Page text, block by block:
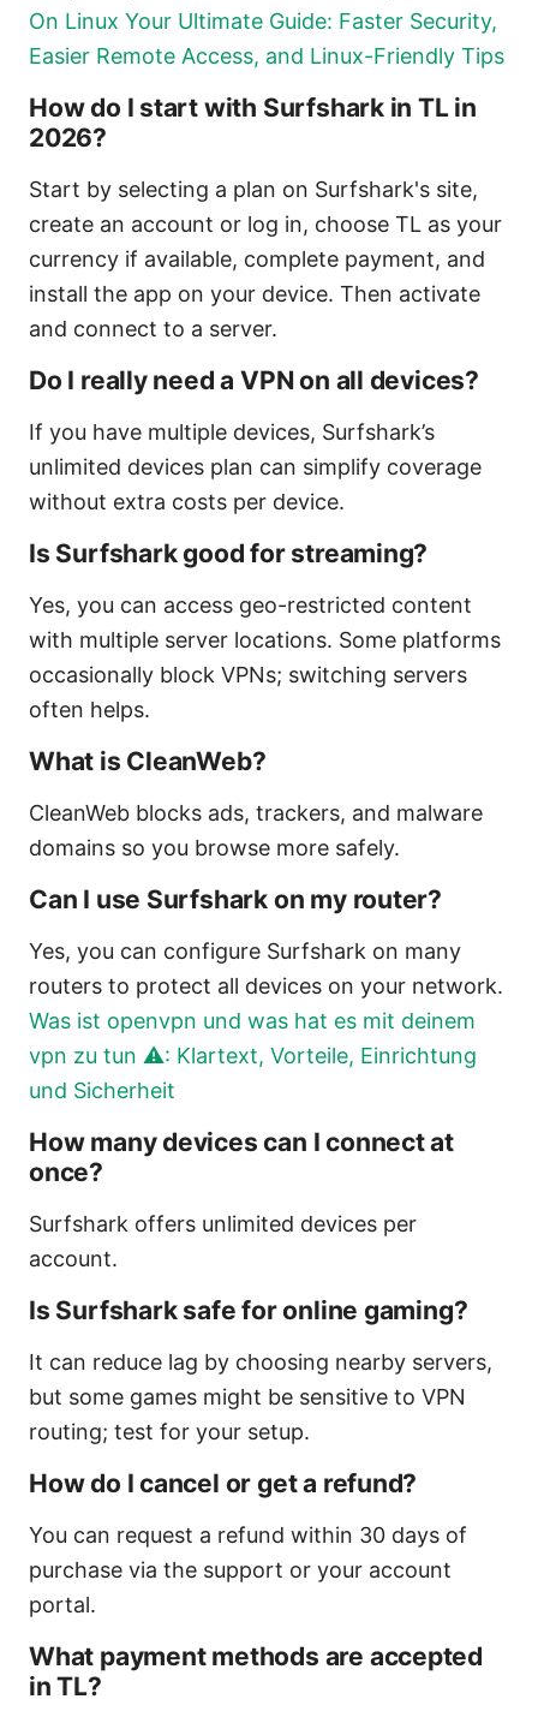
On Linux Your Ultimate Guide: Faster Security,
Easier Remote Access, and Linux-Friendly Tips
How do I start with Surfshark in TL in
2026?
Start by selecting a plan on Surfshark's site,
create an account or log in, choose TL as your
currency if available, complete payment, and
install the app on your device. Then activate
and connect to a server.
Do I really need a VPN on all devices?
If you have multiple devices, Surfshark’s
unlimited devices plan can simplify coverage
without extra costs per device.
Is Surfshark good for streaming?
Yes, you can access geo-restricted content
with multiple server locations. Some platforms
occasionally block VPNs; switching servers
often helps.
What is CleanWeb?
CleanWeb blocks ads, trackers, and malware
domains so you browse more safely.
Can I use Surfshark on my router?
Yes, you can configure Surfshark on many
routers to protect all devices on your network.
Was ist openvpn und was hat es mit deinem
vpn zu tun ⚠️: Klartext, Vorteile, Einrichtung
und Sicherheit
How many devices can I connect at
once?
Surfshark offers unlimited devices per
account.
Is Surfshark safe for online gaming?
It can reduce lag by choosing nearby servers,
but some games might be sensitive to VPN
routing; test for your setup.
How do I cancel or get a refund?
You can request a refund within 30 days of
purchase via the support or your account
portal.
What payment methods are accepted
in TL?